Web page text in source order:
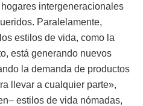
intergeneracionales
Paralelamente,
estilos de vida, como la
está generando nuevos
la demanda de productos
llevar a cualquier parte»,
estilos de vida nómadas,